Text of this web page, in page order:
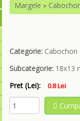
Margele »
Categorie:Cabochon
Subcategorie:18x13
Pret (Lei):
0.8 Lei